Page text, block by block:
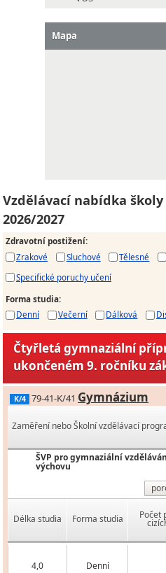
Mapa
Vzdělávací nabídka
2026/2027
Zdravotní postižení:
Zrakové
Sluchové Tělesné
Specifické poruchy učení
Forma studia:
Denní
Večerní Dálková
Čtyřletá gymnaziální
ukončeném 9. ročníku
K/4 79-41-K/41 Gymnázium
Zaměření nebo Školní vzdělávací
ŠVP pro gymnaziální
výchovu
Délka studia Forma studia Počet
4,0 Denní